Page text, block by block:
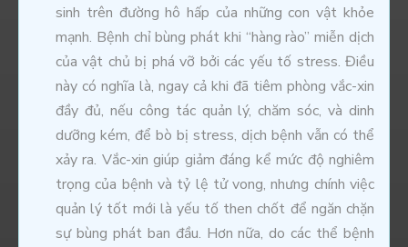
sinh trên đường hô hấp của những con vật khỏe
mạnh. Bệnh chỉ bùng phát khi “hàng rào” miễn dịch
của vật chủ bị phá vỡ bởi các yếu tố stress. Điều
này có nghĩa là, ngay cả khi đã tiêm phòng vắc-xin
đầy đủ, nếu công tác quản lý, chăm sóc, và dinh
dưỡng kém, để bò bị stress, dịch bệnh vẫn có thể
xảy ra. Vắc-xin giúp giảm đáng kể mức độ nghiêm
trọng của bệnh và tỷ lệ tử vong, nhưng chính việc
quản lý tốt mới là yếu tố then chốt để ngăn chặn
sự bùng phát ban đầu. Hơn nữa, do các thể bệnh